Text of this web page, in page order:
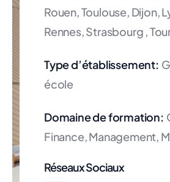
Rouen, Toulouse, Dijon,
Rennes, Strasbourg ,
Type d’établissement:
école
Domaine de formation:
Finance, Management,
Réseaux Sociaux